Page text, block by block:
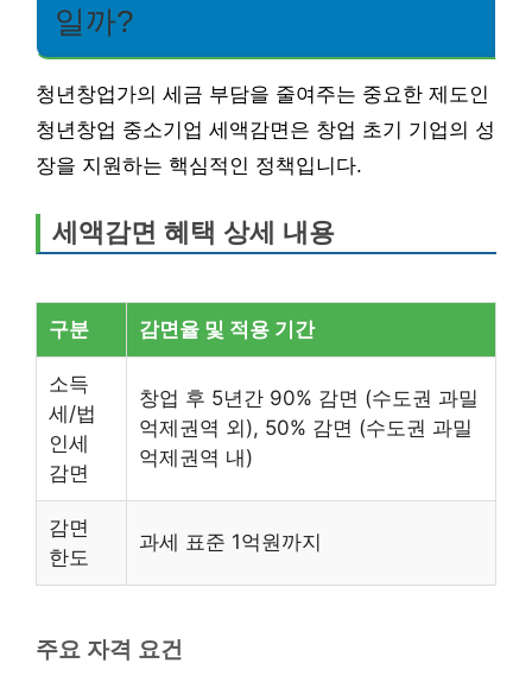
일까?
청년창업가의 세금 부담을 줄여주는 중요한 제도인
청년창업 중소기업 세액감면은 창업 초기 기업의 성
장을 지원하는 핵심적인 정책입니다.
세액감면 혜택 상세 내용
구분 감면율 및 적용 기간
소득
세/법
인세
감면
창업 후 5년간 90% 감면 (수도권 과밀
억제권역 외), 50% 감면 (수도권 과밀
억제권역 내)
감면
한도
과세 표준 1억원까지
주요 자격 요건